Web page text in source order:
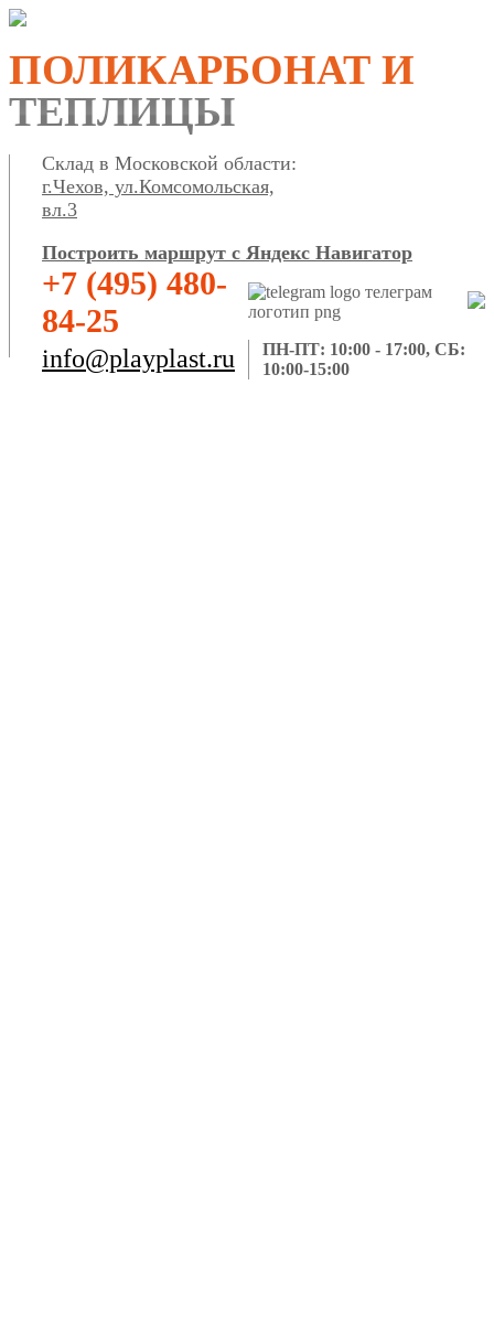
ПОЛИКАРБОНАТ И
ТЕПЛИЦЫ
Склад в Московской области:
г.Чехов, ул.Комсомольская,
вл.3
Построить маршрут с Яндекс Навигатор
+7 (495) 480-
84-25
info@playplast.ru
ПН-ПТ: 10:00 - 17:00, СБ:
10:00-15:00